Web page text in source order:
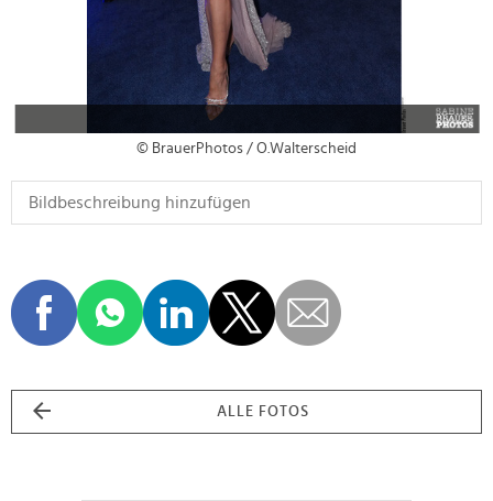
© BrauerPhotos / O.Walterscheid
ALLE FOTOS